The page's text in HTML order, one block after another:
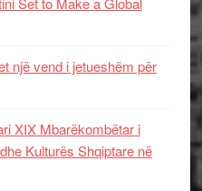
një vend i jetueshëm për
XIX Mbarëkombëtar i
Kulturës Shqiptare në